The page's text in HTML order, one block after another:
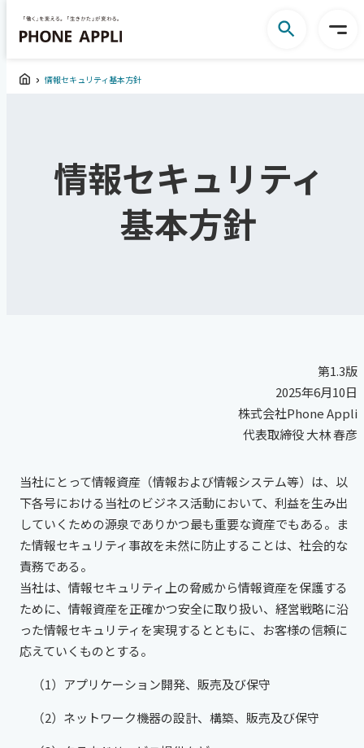
情報セキュリティ基本方針
情報セキュリティ
基本方針
第1.3版
2025年6月10日
株式会社Phone Appli
代表取締役 大林 春彦
当社にとって情報資産（情報および情報システム等）は、以
下各号における当社のビジネス活動において、利益を生み出
していくための源泉でありかつ最も重要な資産でもある。ま
た情報セキュリティ事故を未然に防止することは、社会的な
責務である。
当社は、情報セキュリティ上の脅威から情報資産を保護する
ために、情報資産を正確かつ安全に取り扱い、経営戦略に沿
った情報セキュリティを実現するとともに、お客様の信頼に
応えていくものとする。
（1）アプリケーション開発、販売及び保守
（2）ネットワーク機器の設計、構築、販売及び保守